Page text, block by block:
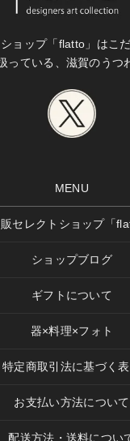
ョップ「flatto」はこ
っている、滋賀のうつ
MENU
セレクトショップ「
ショップブログ
ギフトについて
器×料理×フォト
特定商取引法に基づく
お支払い方法について
配送方法・送料につい